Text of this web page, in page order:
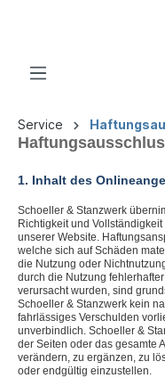
Service
1. Inhalt des
Schoeller & Stanzwerk
Richtigkeit und
unserer Website.
welche sich auf Schäden
die Nutzung oder
durch die Nutzung
verursacht wurden, sind
Schoeller & Stanzwerk kein
fahrlässiges Verschulden
unverbindlich. Schoeller &
der Seiten oder das gesamte
verändern, zu ergänzen, zu
oder endgültig einzustellen.